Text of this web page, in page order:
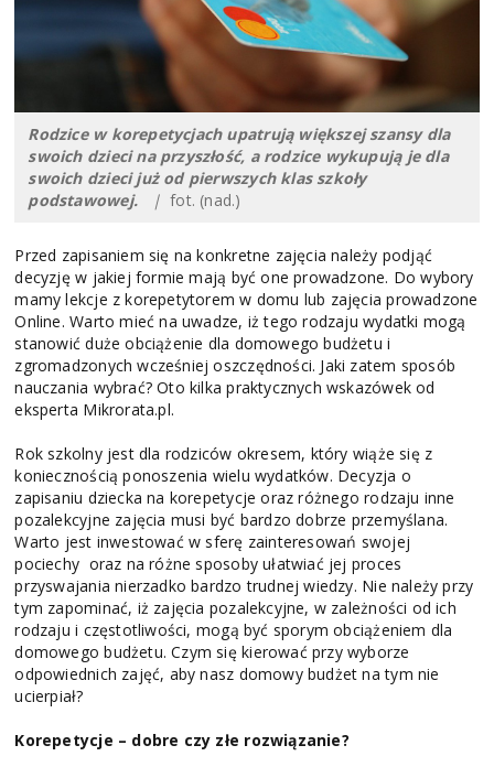
Rodzice w korepetycjach upatrują większej szansy dla
swoich dzieci na przyszłość, a rodzice wykupują je dla
swoich dzieci już od pierwszych klas szkoły
podstawowej.| fot. (nad.)
Przed zapisaniem się na konkretne zajęcia należy podjąć
decyzję w jakiej formie mają być one prowadzone. Do wybory
mamy lekcje z korepetytorem w domu lub zajęcia prowadzone
Online. Warto mieć na uwadze, iż tego rodzaju wydatki mogą
stanowić duże obciążenie dla domowego budżetu i
zgromadzonych wcześniej oszczędności. Jaki zatem sposób
nauczania wybrać? Oto kilka praktycznych wskazówek od
eksperta Mikrorata.pl.
Rok szkolny jest dla rodziców okresem, który wiąże się z
koniecznością ponoszenia wielu wydatków. Decyzja o
zapisaniu dziecka na korepetycje oraz różnego rodzaju inne
pozalekcyjne zajęcia musi być bardzo dobrze przemyślana.
Warto jest inwestować w sferę zainteresowań swojej
pociechy oraz na różne sposoby ułatwiać jej proces
przyswajania nierzadko bardzo trudnej wiedzy. Nie należy przy
tym zapominać, iż zajęcia pozalekcyjne, w zależności od ich
rodzaju i częstotliwości, mogą być sporym obciążeniem dla
domowego budżetu. Czym się kierować przy wyborze
odpowiednich zajęć, aby nasz domowy budżet na tym nie
ucierpiał?
Korepetycje – dobre czy złe rozwiązanie?